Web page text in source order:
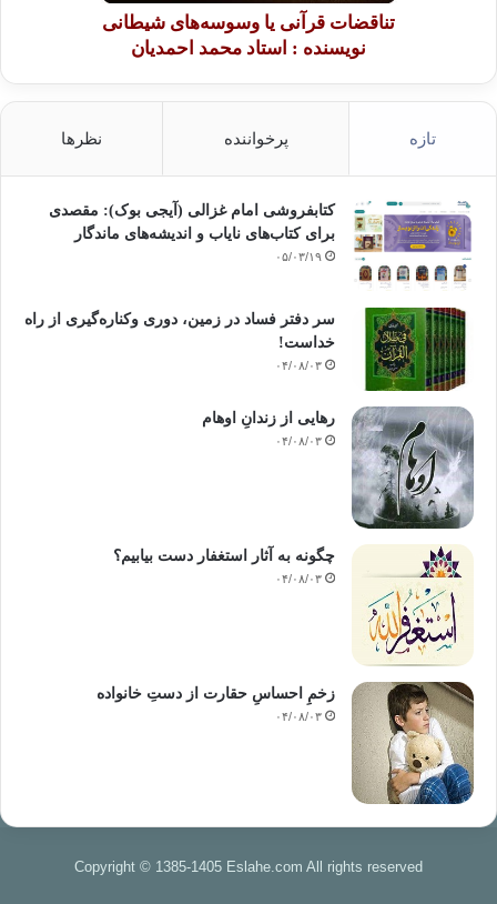
تناقضات قرآنی یا وسوسه‌های شیطانی
نویسنده : استاد محمد احمدیان
تازه پرخواننده نظرها
کتابفروشی امام غزالی (آیجی بوک): مقصدی
برای کتاب‌های نایاب و اندیشه‌های ماندگار
۰۵/۰۳/۱۹
سر دفتر فساد در زمین‌، دوری وکناره‌گیری از راه
خداست‌!
۰۴/۰۸/۰۳
رهایی از زندانِ اوهام
۰۴/۰۸/۰۳
چگونه به آثار استغفار دست بیابیم؟
۰۴/۰۸/۰۳
زخمِ احساسِ حقارت از دستِ خانواده
۰۴/۰۸/۰۳
Copyright © 1385-1405 Eslahe.com All rights reserved